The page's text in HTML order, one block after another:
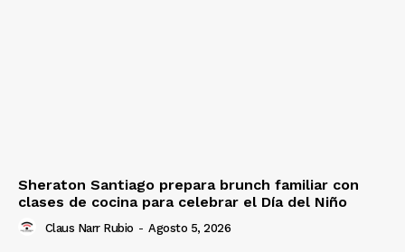
Sheraton Santiago prepara brunch familiar con
clases de cocina para celebrar el Día del Niño
Claus Narr Rubio - Agosto 5, 2026